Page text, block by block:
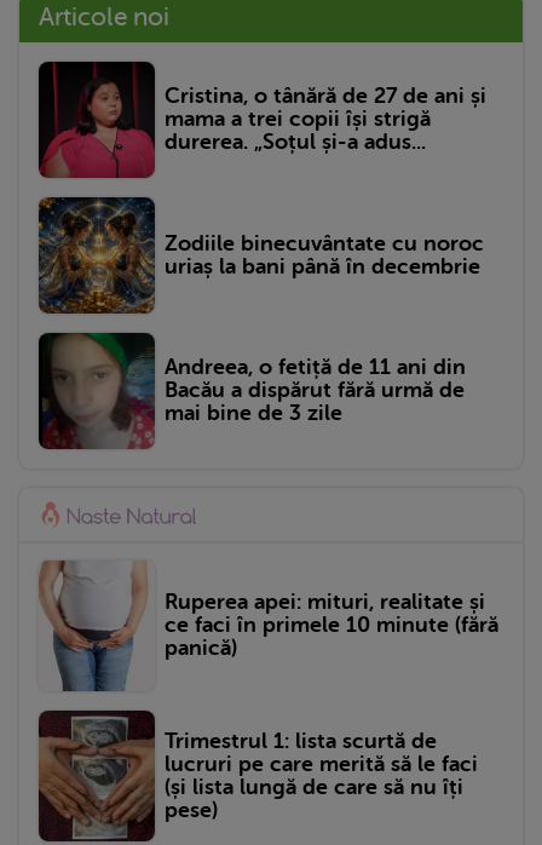
Articole noi
Cristina, o tânără de 27 de ani și
mama a trei copii își strigă
durerea. „Soțul și-a adus...
Zodiile binecuvântate cu noroc
uriaș la bani până în decembrie
Andreea, o fetiță de 11 ani din
Bacău a dispărut fără urmă de
mai bine de 3 zile
Ruperea apei: mituri, realitate și
ce faci în primele 10 minute (fără
panică)
Trimestrul 1: lista scurtă de
lucruri pe care merită să le faci
(și lista lungă de care să nu îți
pese)